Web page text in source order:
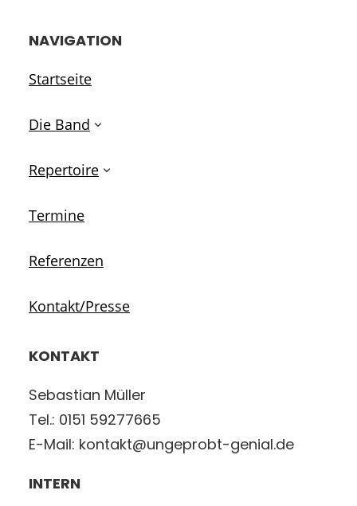
NAVIGATION
Startseite
Die Band
Repertoire
Termine
Referenzen
Kontakt/Presse
KONTAKT
Sebastian Müller
Tel.: 0151 59277665
E-Mail: kontakt@ungeprobt-genial.de
INTERN